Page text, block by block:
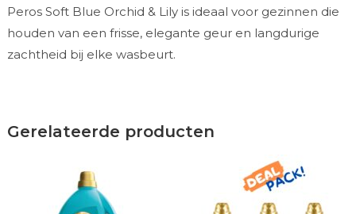
Peros Soft Blue Orchid & Lily is ideaal voor gezinnen die
houden van een frisse, elegante geur en langdurige
zachtheid bij elke wasbeurt.
Gerelateerde producten